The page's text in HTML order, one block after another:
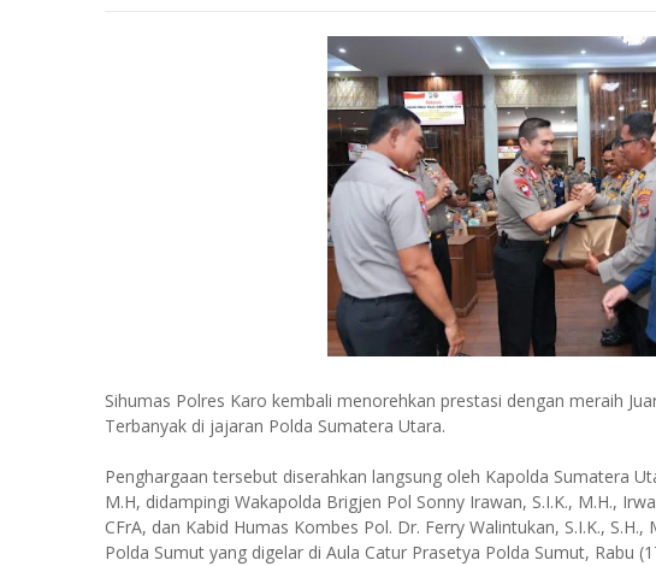
Sihumas Polres Karo kembali menorehkan prestasi dengan meraih
Terbanyak di jajaran Polda Sumatera Utara.
Penghargaan tersebut diserahkan langsung oleh Kapolda Sumatera
M.H, didampingi Wakapolda Brigjen Pol Sonny Irawan, S.I.K., M.H.,
CFrA, dan Kabid Humas Kombes Pol. Dr. Ferry Walintukan, S.I.K.,
Polda Sumut yang digelar di Aula Catur Prasetya Polda Sumut, Rabu